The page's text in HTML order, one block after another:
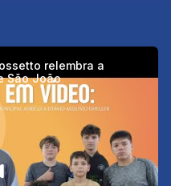
relembra a
São João